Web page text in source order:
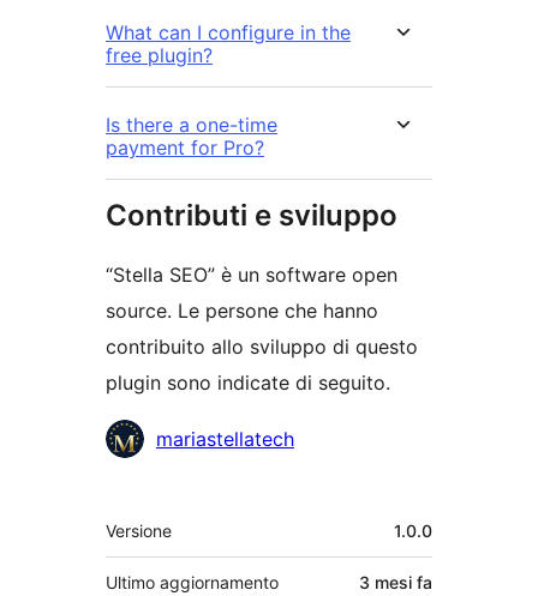
What can I configure in the
free plugin?
Is there a one-time
payment for Pro?
Contributi e sviluppo
“Stella SEO” è un software open
source. Le persone che hanno
contribuito allo sviluppo di questo
plugin sono indicate di seguito.
Collaboratori
mariastellatech
Meta
Versione 1.0.0
Ultimo aggiornamento 3 mesi fa